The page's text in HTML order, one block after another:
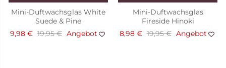
Mini-Duftwachsglas White
Suede & Pine
9,98 € 19,95 € Angebot
Mini-Duftwachsglas
Fireside Hinoki
8,98 € 19,95 € Angebot